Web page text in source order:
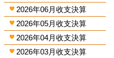
2026年06月收支決算
2026年05月收支決算
2026年04月收支決算
2026年03月收支決算